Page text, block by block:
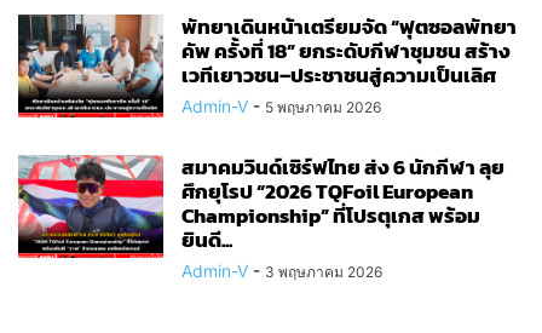
พัทยาเดินหน้าเตรียมจัด “ฟุตซอลพัทยา
คัพ ครั้งที่ 18” ยกระดับกีฬาชุมชน สร้าง
เวทีเยาวชน–ประชาชนสู่ความเป็นเลิศ
Admin-V - 5 พฤษภาคม 2026
สมาคมวินด์เซิร์ฟไทย ส่ง 6 นักกีฬา ลุย
ศึกยุโรป “2026 TQFoil European
Championship” ที่โปรตุเกส พร้อม
ยินดี...
Admin-V - 3 พฤษภาคม 2026